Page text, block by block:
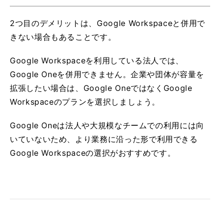
2つ目のデメリットは、Google Workspaceと併用で
きない場合もあることです。
Google Workspaceを利用している法人では、
Google Oneを併用できません。企業や団体が容量を
拡張したい場合は、Google OneではなくGoogle
Workspaceのプランを選択しましょう。
Google Oneは法人や大規模なチームでの利用には向
いていないため、より業務に沿った形で利用できる
Google Workspaceの選択がおすすめです。